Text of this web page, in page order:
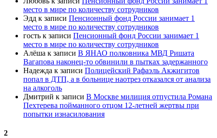
место в мире по количеству сотрудников
Эдд к записи Пенсионный фонд России занимает 1
место в мире по количеству сотрудников
гость к записи Пенсионный фонд России занимает 1
место в мире по количеству сотрудников
Алёша к записи В ЯНАО полковника МВД Ришата
Вагапова наконец-то обвинили в пытках задержанного
Надежда к записи Полицейский Рафаэль Акжигитов
попал в ДТП, а в больнице наотрез отказался от анализа
на алкоголь
Дмитрий к записи В Москве милиция отпустила Романа
Пехтерева пойманного отцом 12-летней жертвы при
попытки изнасилования
2